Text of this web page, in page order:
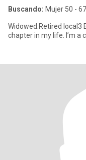
Buscando: Mujer 50 - 67
Widowed.Retired local3
chapter in my life. I’m a